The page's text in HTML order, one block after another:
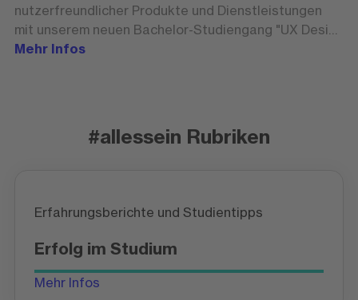
nutzerfreundlicher Produkte und Dienstleistungen
mit unserem neuen Bachelor-Studiengang "UX Design
& Digital Solutions".
Mehr Infos
#allessein Rubriken
Erfahrungsberichte und Studientipps
Erfolg im Studium
Mehr Infos